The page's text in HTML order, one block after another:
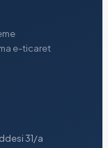
e-ticaret
31/a